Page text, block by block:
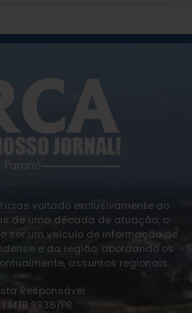
voltado exclusivamente ao
de uma década de atuação, o
ser um veículo de informação de
e da região, abordando os
assuntos regionais.
Responsável:
9936/PR.